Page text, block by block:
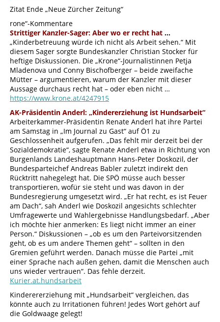
Zitat Ende „Neue Zürcher Zeitung“
rone“-Kommentare
Strittiger Kanzler-Sager: Aber wo er recht hat …
„Kinderbetreuung würde ich nicht als Arbeit sehen.“ Mit
diesem Sager sorgte Bundeskanzler Christian Stocker für
heftige Diskussionen. Die „Krone“-Journalistinnen Petja
Mladenova und Conny Bischofberger – beide zweifache
Mütter – argumentieren, warum der Kanzler mit dieser
Aussage durchaus recht hat – oder eben nicht …
https://www.krone.at/4247915
AK-Präsidentin Anderl: „Kindererziehung ist Hundsarbeit“
Arbeiterkammer-Präsidentin Renate Anderl hat ihre Partei
am Samstag in „Im Journal zu Gast“ auf Ö1 zu
Geschlossenheit aufgerufen. „Das fehlt mir derzeit bei der
Sozialdemokratie“, sagte Renate Anderl etwa in Richtung von
Burgenlands Landeshauptmann Hans-Peter Doskozil, der
Bundesparteichef Andreas Babler zuletzt indirekt den
Rücktritt nahegelegt hat. Die SPÖ müsse auch besser
transportieren, wofür sie steht und was davon in der
Bundesregierung umgesetzt wird. „Er hat recht, es ist Feuer
am Dach“, sah Anderl wie Doskozil angesichts schlechter
Umfragewerte und Wahlergebnisse Handlungsbedarf. „Aber
ich möchte hier anmerken: Es liegt nicht immer an einer
Person.“ Diskussionen – „ob es um den Parteivorsitzenden
geht, ob es um andere Themen geht“ – sollten in den
Gremien geführt werden. Danach müsse die Partei „mit
einer Sprache nach außen gehen, damit die Menschen auch
uns wieder vertrauen“. Das fehle derzeit.
Kurier.at.hundsarbeit
Kinderererziehung mit „Hundsarbeit“ vergleichen, das
könnte auch zu Irritationen führen! Jedes Wort gehört auf
die Goldwaage gelegt!